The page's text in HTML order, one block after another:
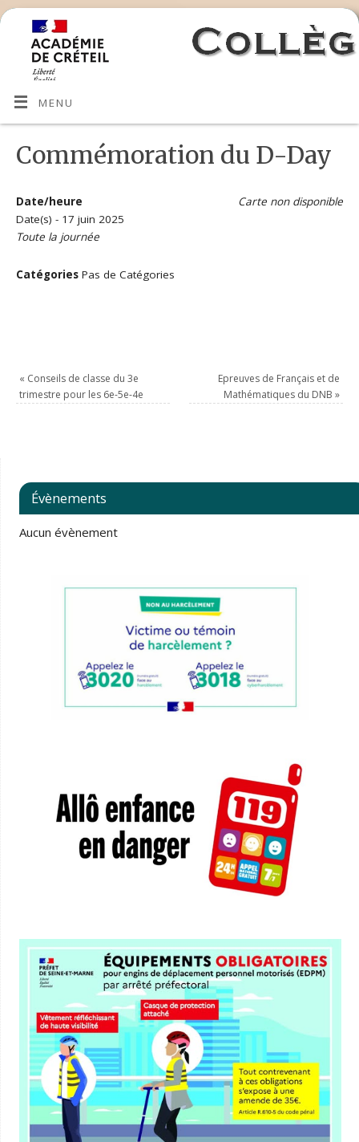
MENU
Commémoration du D-Day
Carte non disponible
Date/heure
Date(s) - 17 juin 2025
Toute la journée
Catégories Pas de Catégories
« Conseils de classe du 3e
trimestre pour les 6e-5e-4e
Epreuves de Français et de
Mathématiques du DNB »
Évènements
Aucun évènement